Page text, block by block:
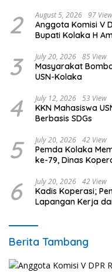
2 August 5, 2026 97 View
Anggota Komisi V
Bupati Kolaka H
Wundulako
3 July 20, 2026 85 View
Masyarakat
USN-Kolaka
4 July 12, 2026 53 View
KKN Mahasiswa
Berbasis SDGs
5 July 20, 2026 42 View
Pemda Kolaka
ke-79, Dinas
6 July 20, 2026 42 View
Kadis Koperasi;
Lapangan Kerja
Berita Tambang